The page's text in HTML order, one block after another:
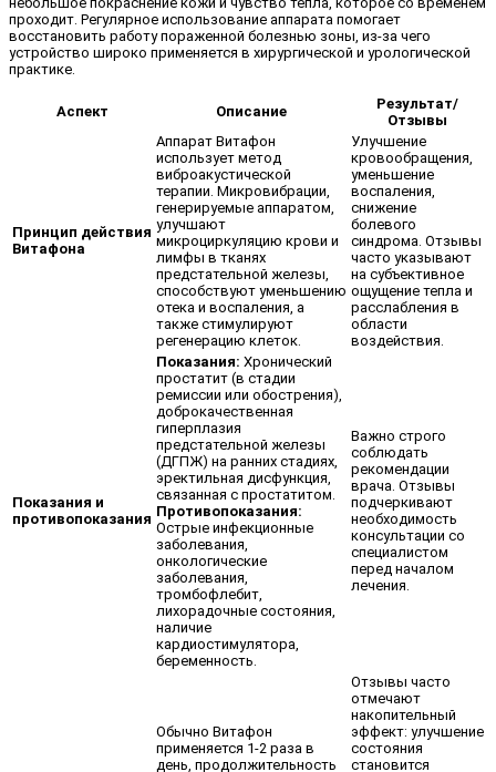
проходит. Регулярное использование аппарата помогает
восстановить работу пораженной болезнью зоны, из-за чего
устройство широко применяется в хирургической и урологической
практике.
Аспект Описание
Результат/
Отзывы
Принцип действия
Витафона
Аппарат Витафон
использует метод
виброакустической
терапии. Микровибрации,
генерируемые аппаратом,
улучшают
микроциркуляцию крови и
лимфы в тканях
предстательной железы,
способствуют уменьшению
отека и воспаления, а
также стимулируют
регенерацию клеток.
Улучшение
кровообращения,
уменьшение
воспаления,
снижение
болевого
синдрома. Отзывы
часто указывают
на субъективное
ощущение тепла и
расслабления в
области
воздействия.
Показания и
противопоказания
Показания: Хронический
простатит (в стадии
ремиссии или обострения),
доброкачественная
гиперплазия
предстательной железы
(ДГПЖ) на ранних стадиях,
эректильная дисфункция,
связанная с простатитом.
Противопоказания:
Острые инфекционные
заболевания,
онкологические
заболевания,
тромбофлебит,
лихорадочные состояния,
наличие
кардиостимулятора,
беременность.
Важно строго
соблюдать
рекомендации
врача. Отзывы
подчеркивают
необходимость
консультации со
специалистом
перед началом
лечения.
Обычно Витафон
применяется 1-2 раза в
день, продолжительность
Отзывы часто
отмечают
накопительный
эффект: улучшение
состояния
становится